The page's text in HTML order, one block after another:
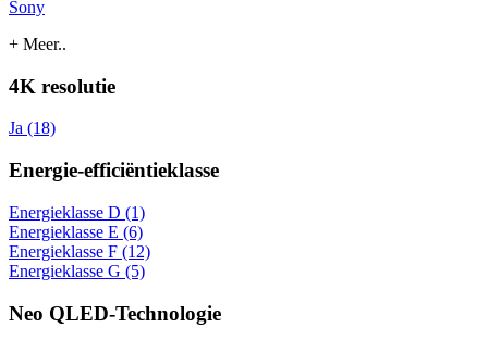
Sony
+ Meer..
4K resolutie
Ja (18)
Energie-efficiëntieklasse
Energieklasse D (1)
Energieklasse E (6)
Energieklasse F (12)
Energieklasse G (5)
Neo QLED-Technologie